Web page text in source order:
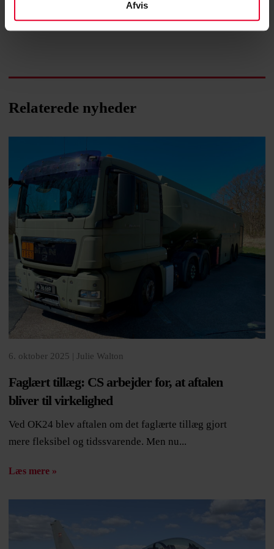
Afvis
Relaterede nyheder
6. oktober 2025 | Julie Walton
Faglært tillæg: CS arbejder for, at aftalen
bliver til virkelighed
Ved OK24 blev aftalen om det faglærte tillæg gjort
mere fleksibel og tidssvarende. Men nu...
Læs mere »